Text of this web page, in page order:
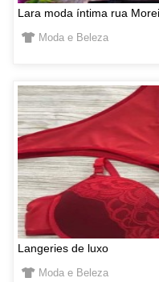
Lara moda íntima rua
Moda e Beleza
Langeries de luxo
Moda e Beleza